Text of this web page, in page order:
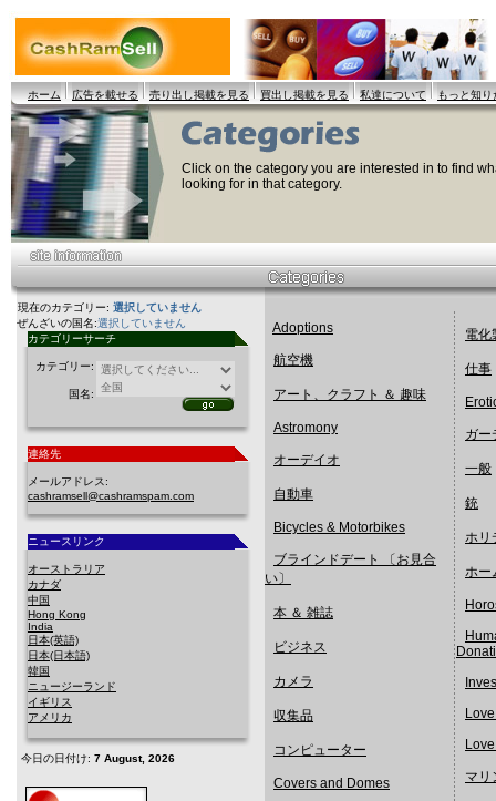
ホーム 広告を載せる 売り出し掲載を見る 買出し掲載を見る 私達について もっと知り
Click on the category you are interested in to find
looking for in that category.
現在のカテゴリー: 選択していません
ぜんざいの国名:選択していません
カテゴリーサーチ
カテゴリー:
国名:
連絡先
メールアドレス:
cashramsell@cashramspam.com
ニュースリンク
オーストラリア
カナダ
中国
Hong Kong
India
日本(英語)
日本(日本語)
韓国
ニュージーランド
イギリス
アメリカ
今日の日付け: 7 August, 2026
Adoptions
航空機
アート、クラフト ＆ 趣味
Astromony
オーデイオ
自動車
Bicycles & Motorbikes
ブラインドデート 〔お見合
い〕
本 ＆ 雑誌
ビジネス
カメラ
収集品
コンピューター
Covers and Domes
電化
仕事
ガー
一般
銃
ホリ
ホー
マリ